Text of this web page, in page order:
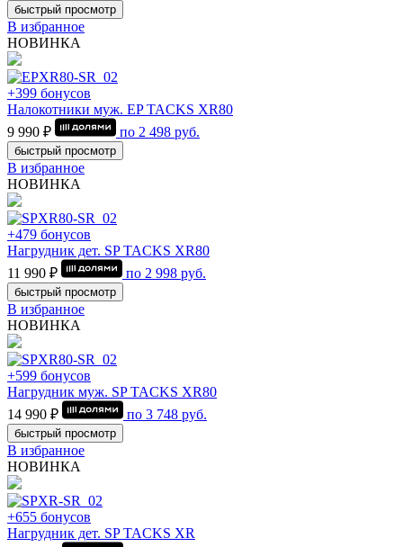
быстрый просмотр
В избранное
НОВИНКА
+399 бонусов
Налокотники муж. EP TACKS XR80
9 990 ₽
по 2 498 руб.
быстрый просмотр
В избранное
НОВИНКА
+479 бонусов
Нагрудник дет. SP TACKS XR80
11 990 ₽
по 2 998 руб.
быстрый просмотр
В избранное
НОВИНКА
+599 бонусов
Нагрудник муж. SP TACKS XR80
14 990 ₽
по 3 748 руб.
быстрый просмотр
В избранное
НОВИНКА
+655 бонусов
Нагрудник дет. SP TACKS XR